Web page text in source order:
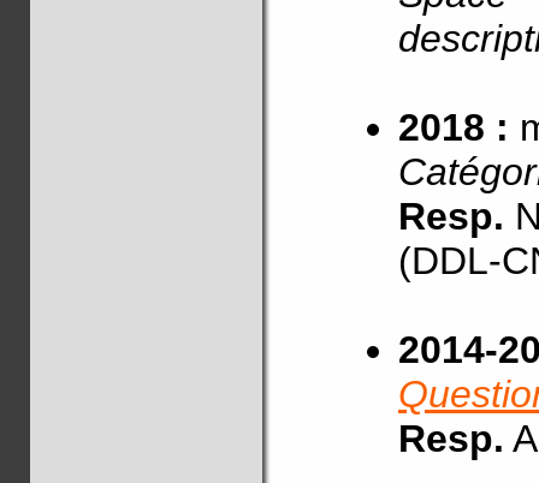
2018 :
Resp.
(DDL-
2014-
Resp.